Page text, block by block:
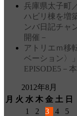
兵庫県太子町
ハビリ棟を増
ンバ日記チャ
開催－
アトリエｍ移
ベーション〉
EPISODE5－
2012年8月
月 火 水 木 金 土 日
1
2 3 4
5